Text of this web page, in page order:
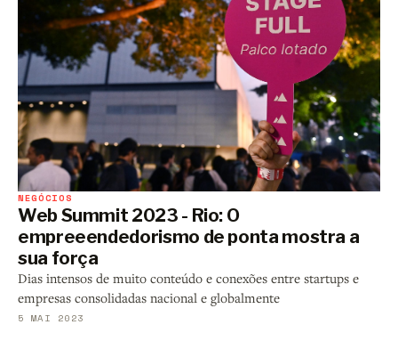
NEGÓCIOS
Web Summit 2023 - Rio: O
empreeendedorismo de ponta mostra a
sua força
Dias intensos de muito conteúdo e conexões entre startups e
empresas consolidadas nacional e globalmente
5 MAI 2023